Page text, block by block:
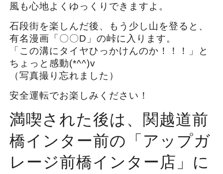
風も心地よくゆっくりできますよ。
石段街を楽しんだ後、もう少し山を登ると、
有名漫画「〇〇D」の峠に入ります。
「この溝にタイヤひっかけんのか！！！」と
ちょっと感動(*^^)v
（写真撮り忘れました）
安全運転でお楽しみください！
満喫された後は、関越道前
橋インター前の「アップガ
レージ前橋インター店」に